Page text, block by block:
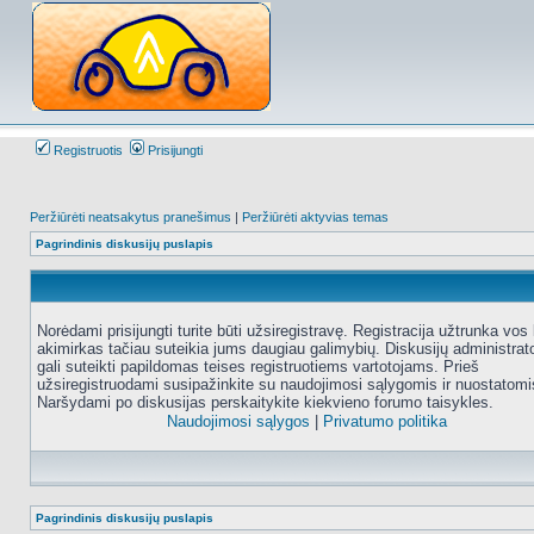
Registruotis Prisijungti
Peržiūrėti neatsakytus pranešimus | Peržiūrėti aktyvias temas
Pagrindinis diskusijų puslapis
Norėdami prisijungti turite būti užsiregistravę. Registracija užtrunka vos
akimirkas tačiau suteikia jums daugiau galimybių. Diskusijų
gali suteikti papildomas teises registruotiems vartotojams. Prieš
užsiregistruodami susipažinkite su naudojimosi sąlygomis ir
Naršydami po diskusijas perskaitykite kiekvieno forumo taisykles.
Naudojimosi sąlygos
Privatumo politika
Pagrindinis diskusijų puslapis